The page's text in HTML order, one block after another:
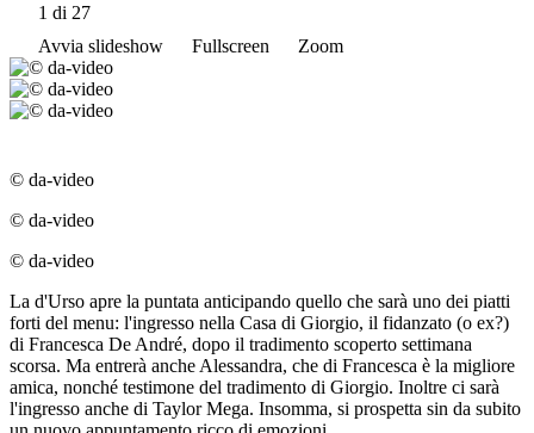
1 di 27
Avvia slideshow
Fullscreen Zoom
© da-video
© da-video
© da-video
La d'Urso apre la puntata anticipando quello che sarà uno dei piatti
forti del menu: l'ingresso nella Casa di Giorgio, il fidanzato (o ex?)
di Francesca De André, dopo il tradimento scoperto settimana
scorsa. Ma entrerà anche Alessandra, che di Francesca è la migliore
amica, nonché testimone del tradimento di Giorgio. Inoltre ci sarà
l'ingresso anche di Taylor Mega. Insomma, si prospetta sin da subito